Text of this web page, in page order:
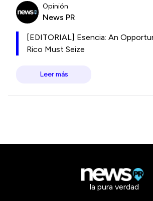
Opinión
News PR
[EDITORIAL] Esencia: An
Rico Must Seize
Leer más
la pura verdad